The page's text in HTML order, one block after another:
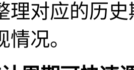
理对应的历
况。